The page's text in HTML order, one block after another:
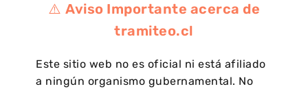
⚠️ Aviso Importante acerca de
tramiteo.cl
Este sitio web no es oficial ni está afiliado
a ningún organismo gubernamental. No